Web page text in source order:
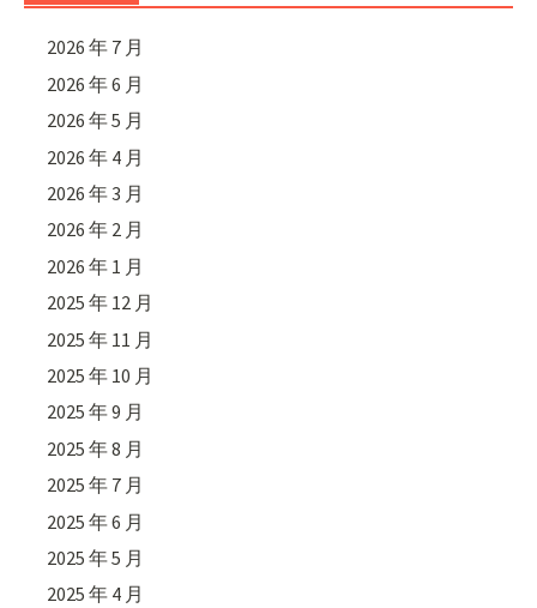
2026 年 7 月
2026 年 6 月
2026 年 5 月
2026 年 4 月
2026 年 3 月
2026 年 2 月
2026 年 1 月
2025 年 12 月
2025 年 11 月
2025 年 10 月
2025 年 9 月
2025 年 8 月
2025 年 7 月
2025 年 6 月
2025 年 5 月
2025 年 4 月